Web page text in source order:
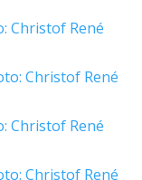
Christof René
Christof René